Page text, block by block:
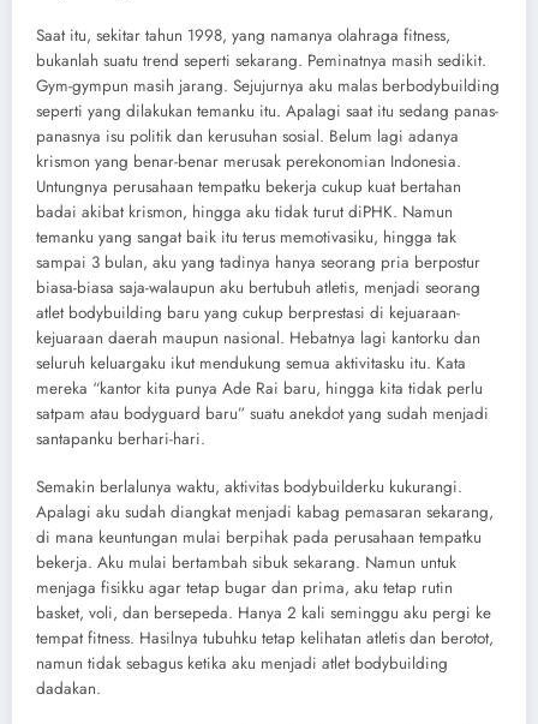
Saat itu, sekitar tahun 1998, yang namanya olahraga fitness,
bukanlah suatu trend seperti sekarang. Peminatnya masih sedikit.
Gym-gympun masih jarang. Sejujurnya aku malas berbodybuilding
seperti yang dilakukan temanku itu. Apalagi saat itu sedang panas-
panasnya isu politik dan kerusuhan sosial. Belum lagi adanya
krismon yang benar-benar merusak perekonomian Indonesia.
Untungnya perusahaan tempatku bekerja cukup kuat bertahan
badai akibat krismon, hingga aku tidak turut diPHK. Namun
temanku yang sangat baik itu terus memotivasiku, hingga tak
sampai 3 bulan, aku yang tadinya hanya seorang pria berpostur
biasa-biasa saja-walaupun aku bertubuh atletis, menjadi seorang
atlet bodybuilding baru yang cukup berprestasi di kejuaraan-
kejuaraan daerah maupun nasional. Hebatnya lagi kantorku dan
seluruh keluargaku ikut mendukung semua aktivitasku itu. Kata
mereka “kantor kita punya Ade Rai baru, hingga kita tidak perlu
satpam atau bodyguard baru” suatu anekdot yang sudah menjadi
santapanku berhari-hari.
Semakin berlalunya waktu, aktivitas bodybuilderku kukurangi.
Apalagi aku sudah diangkat menjadi kabag pemasaran sekarang,
di mana keuntungan mulai berpihak pada perusahaan tempatku
bekerja. Aku mulai bertambah sibuk sekarang. Namun untuk
menjaga fisikku agar tetap bugar dan prima, aku tetap rutin
basket, voli, dan bersepeda. Hanya 2 kali seminggu aku pergi ke
tempat fitness. Hasilnya tubuhku tetap kelihatan atletis dan berotot,
namun tidak sebagus ketika aku menjadi atlet bodybuilding
dadakan.